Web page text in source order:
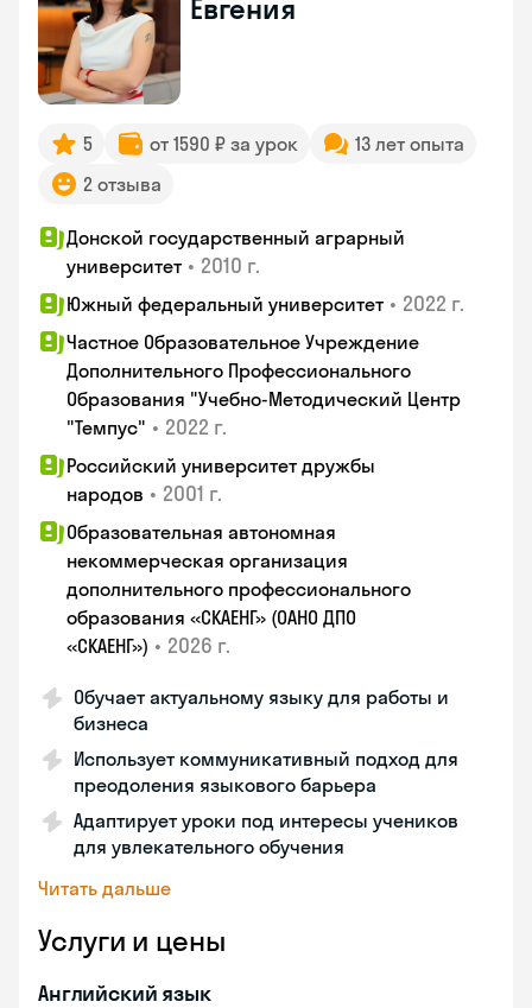
Евгения
5 от 1590 ₽ за урок
13 лет опыта
2 отзыва
Донской государственный аграрный
университет • 2010 г.
Южный федеральный университет • 2022 г.
Частное Образовательное Учреждение
Дополнительного Профессионального
Образования "Учебно-Методический Центр
"Темпус" • 2022 г.
Российский университет дружбы
народов • 2001 г.
Образовательная автономная
некоммерческая организация
дополнительного профессионального
образования «СКАЕНГ» (ОАНО ДПО
«СКАЕНГ») • 2026 г.
Обучает актуальному языку для работы и
бизнеса
Использует коммуникативный подход для
преодоления языкового барьера
Адаптирует уроки под интересы учеников
для увлекательного обучения
Читать дальше
Услуги и цены
Английский язык